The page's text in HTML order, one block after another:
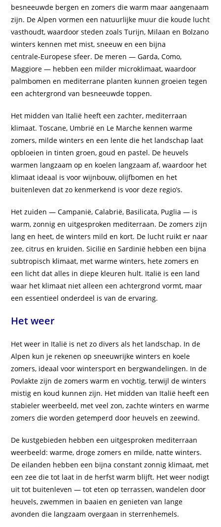
besneeuwde bergen en zomers die warm maar aangenaam
zijn. De Alpen vormen een natuurlijke muur die koude lucht
vasthoudt, waardoor steden zoals Turijn, Milaan en Bolzano
winters kennen met mist, sneeuw en een bijna
centrale‑Europese sfeer. De meren — Garda, Como,
Maggiore — hebben een milder microklimaat, waardoor
palmbomen en mediterrane planten kunnen groeien tegen
een achtergrond van besneeuwde toppen.
Het midden van Italië heeft een zachter, mediterraan
klimaat. Toscane, Umbrië en Le Marche kennen warme
zomers, milde winters en een lente die het landschap laat
opbloeien in tinten groen, goud en pastel. De heuvels
warmen langzaam op en koelen langzaam af, waardoor het
klimaat ideaal is voor wijnbouw, olijfbomen en het
buitenleven dat zo kenmerkend is voor deze regio’s.
Het zuiden — Campanië, Calabrië, Basilicata, Puglia — is
warm, zonnig en uitgesproken mediterraan. De zomers zijn
lang en heet, de winters mild en kort. De lucht ruikt er naar
zee, citrus en kruiden. Sicilië en Sardinië hebben een bijna
subtropisch klimaat, met warme winters, hete zomers en
een licht dat alles in diepe kleuren hult. Italië is een land
waar het klimaat niet alleen een achtergrond vormt, maar
een essentieel onderdeel is van de ervaring.
Het weer
Het weer in Italië is net zo divers als het landschap. In de
Alpen kun je rekenen op sneeuwrijke winters en koele
zomers, ideaal voor wintersport en bergwandelingen. In de
Povlakte zijn de zomers warm en vochtig, terwijl de winters
mistig en koud kunnen zijn. Het midden van Italië heeft een
stabieler weerbeeld, met veel zon, zachte winters en warme
zomers die worden getemperd door heuvels en zeewind.
De kustgebieden hebben een uitgesproken mediterraan
weerbeeld: warme, droge zomers en milde, natte winters.
De eilanden hebben een bijna constant zonnig klimaat, met
een zee die tot laat in de herfst warm blijft. Het weer nodigt
uit tot buitenleven — tot eten op terrassen, wandelen door
heuvels, zwemmen in baaien en genieten van lange
avonden die langzaam overgaan in sterrenhemels.